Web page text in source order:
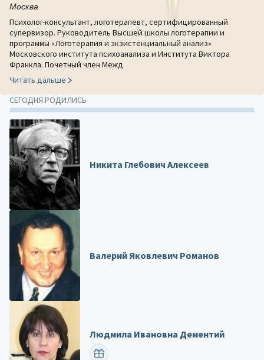
Москва
Психолог-консультант, логотерапевт, сертифицированный
супервизор. Руководитель Высшей школы логотерапии и
программы «Логотерапия и экзистенциальный анализ»
Московского института психоанализа и Института Виктора
Франкла. Почетный член Межд
Читать дальше
СЕГОДНЯ РОДИЛИСЬ
Никита Глебович Алексеев
Валерий Яковлевич Романов
Людмила Ивановна Дементий
ПОЗДРАВИТЬ